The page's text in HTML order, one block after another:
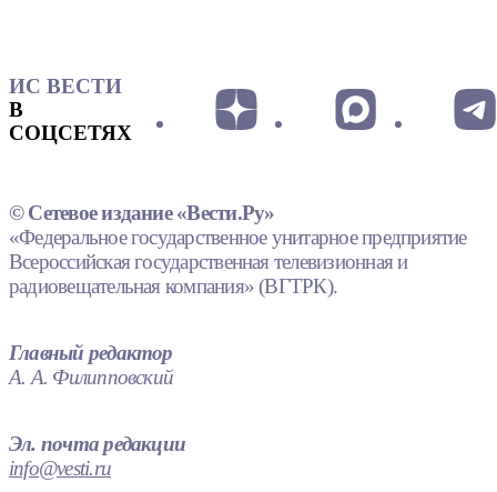
ИС ВЕСТИ
В
СОЦСЕТЯХ
© Сетевое издание «Вести.Ру»
«Федеральное государственное унитарное предприятие
Всероссийская государственная телевизионная и
радиовещательная компания» (ВГТРК).
Главный редактор
А. А. Филипповский
Эл. почта редакции
info@vesti.ru